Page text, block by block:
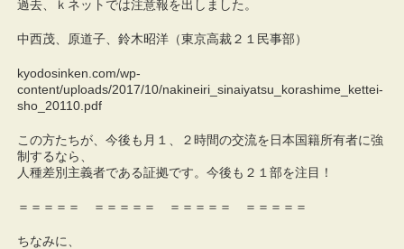
過去、ｋネットでは注意報を出しました。
中西茂、原道子、鈴木昭洋（東京高裁２１民事部）
kyodosinken.com/wp-
content/uploads/2017/10/nakineiri_sinaiyatsu_korashime_kettei-
sho_20110.pdf
この方たちが、今後も月１、２時間の交流を日本国籍所有者に強
制するなら、
人種差別主義者である証拠です。今後も２１部を注目！
＝＝＝＝＝ ＝＝＝＝＝ ＝＝＝＝＝ ＝＝＝＝＝
ちなみに、